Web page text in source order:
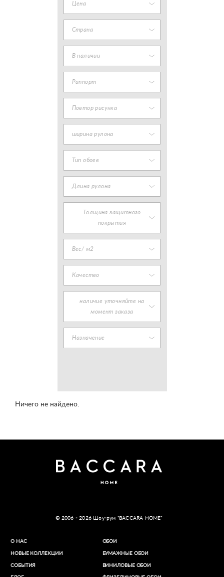
Цена
Страна
В наличии
Раппорт
Повтор рисунка
ширина рулона
Тип обоев
Длина рулона
Толщина защитного
покрытия
Вес/ м2
Качество
наличие уточняйте на
момент заказа
Назначение
Ничего не найдено.
© 2006 - 2026 Шоу-рум “BACCARA HOME”
О НАС
НОВЫЕ КОЛЛЕКЦИИ
СОБЫТИЯ
ОБОИ
БУМАЖНЫЕ ОБОИ
ВИНИЛОВЫЕ ОБОИ​